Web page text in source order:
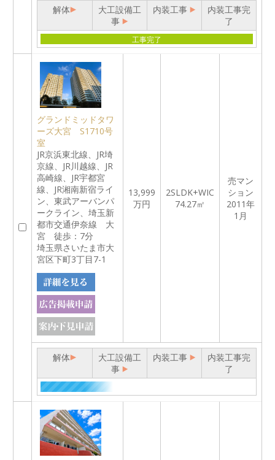
解体
大工設備工
事
内装工事
内装工事完
了
工事完了
グランドミッドタワ
ーズ大宮 S1710号
室
JR京浜東北線、JR埼
京線、JR川越線、JR
高崎線、JR宇都宮
線、JR湘南新宿ライ
ン、東武アーバンパ
ークライン、埼玉新
都市交通伊奈線 大
宮 徒歩：7分
埼玉県さいたま市大
宮区下町3丁目7-1
13,999
万円
2SLDK+WIC
74.27㎡
売マン
ション
2011年
1月
解体
大工設備工
事
内装工事
内装工事完
了